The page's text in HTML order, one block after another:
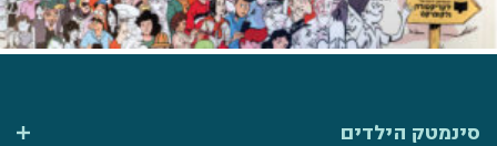
סינמטק הילדים